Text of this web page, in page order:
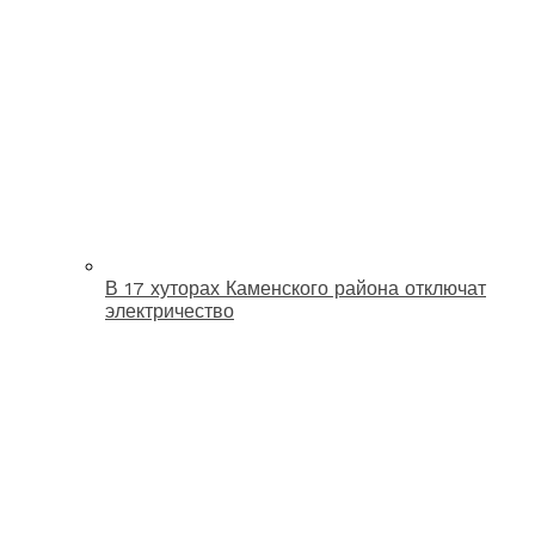
В 17 хуторах Каменского района отключат
электричество